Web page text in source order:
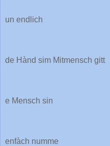
un endlich
de Hànd sim Mitmensch gitt
e Mensch sin
enfàch numme